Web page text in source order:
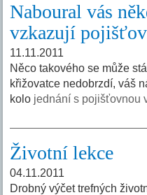
Naboural vás
vzkazují
11.11.2011
Něco takového se může
křižovatce nedobrzdí, váš
kolo jednání s pojišťovnou
Životní lekce
04.11.2011
Drobný výčet trefných